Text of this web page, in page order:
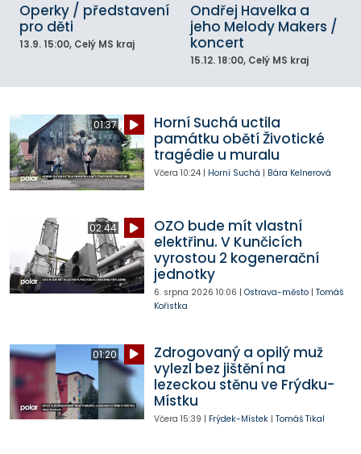
Operky / představení
pro děti
13.9. 15:00, Celý MS kraj
Ondřej Havelka a
jeho Melody Makers /
koncert
15.12. 18:00, Celý MS kraj
01:37
Horní Suchá uctila
památku obětí Životické
tragédie u muralu
Včera 10:24| Horní Suchá | Bára Kelnerová
02:44
OZO bude mít vlastní
elektřinu. V Kunčicích
vyrostou 2 kogenerační
jednotky
6. srpna 2026 10:06 | Ostrava-město| Tomáš
Kořistka
01:20
Zdrogovaný a opilý muž
vylezl bez jištění na
lezeckou stěnu ve Frýdku-
Místku
Včera 15:39 | Frýdek-Místek| Tomáš Tikal